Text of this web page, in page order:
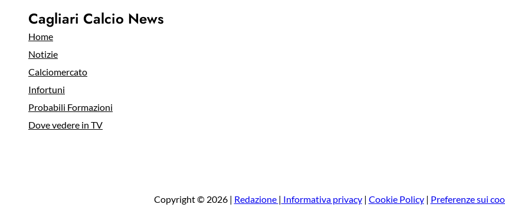
Cagliari Calcio News
Home
Notizie
Calciomercato
Infortuni
Probabili Formazioni
Dove vedere in TV
Copyright © 2026 | Redazione | Informativa privacy| Cookie Policy| Preferenze sui